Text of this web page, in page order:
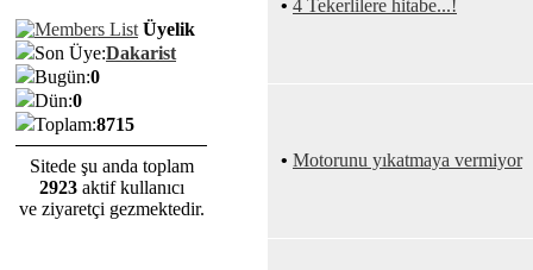
Üyelik
Son Üye:Dakarist
Bugün:0
Dün:0
Toplam:8715
Sitede şu anda toplam
2923aktif kullanıcı
ve ziyaretçi gezmektedir.
• 4 Tekerlilere hitabe...!
• Motorunu yıkatmaya vermiyor